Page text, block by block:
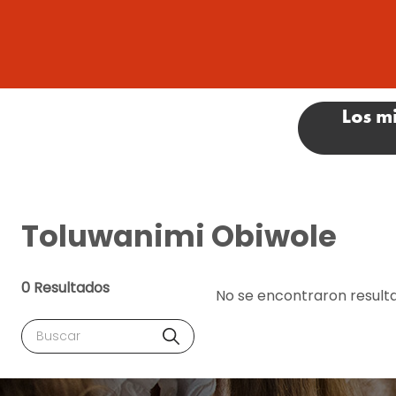
Toluwanimi Obiwole
0 Resultados
Buscar
No se encontraron